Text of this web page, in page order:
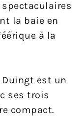
spectaculaires
la baie en
à la
est un
ses trois
compact.